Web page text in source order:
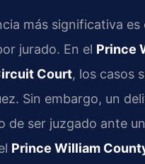
más significativa es
jurado. En el Prince
Court, los casos
Sin embargo, un
de ser juzgado ante
Prince William